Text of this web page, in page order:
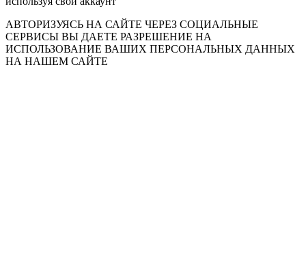
АВТОРИЗУЯСЬ НА САЙТЕ ЧЕРЕЗ СОЦИАЛЬНЫЕ
СЕРВИСЫ ВЫ ДАЕТЕ РАЗРЕШЕНИЕ НА
ИСПОЛЬЗОВАНИЕ ВАШИХ ПЕРСОНАЛЬНЫХ ДАННЫХ
НА НАШЕМ САЙТЕ